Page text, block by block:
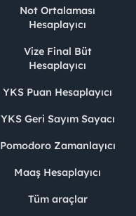
Not Ortalaması
Hesaplayıcı
Vize Final Büt
Hesaplayıcı
YKS Puan Hesaplayıcı
YKS Geri Sayım Sayacı
Pomodoro Zamanlayıcı
Maaş Hesaplayıcı
Tüm araçlar